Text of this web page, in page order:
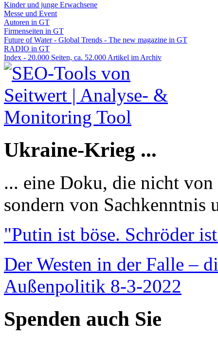
Kinder und junge Erwachsene
Messe und Event
Autoren in GT
Firmenseiten in GT
Future of Water - Global Trends - The new magazine in GT
RADIO in GT
Index - 20.000 Seiten, ca. 52.000 Artikel im Archiv
Ukraine-Krieg ...
... eine Doku, die nicht
sondern von Sachkenntnis
"Putin ist böse. Schröder
Der Westen in der Falle –
Außenpolitik 8-3-2022
Spenden auch Sie